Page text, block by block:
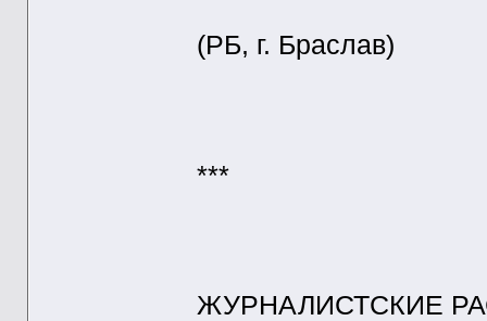
(РБ, г. Браслав)
***
ЖУРНАЛИСТСКИЕ